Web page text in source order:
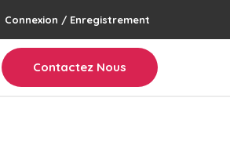
Connexion / Enregistrement
Contactez Nous